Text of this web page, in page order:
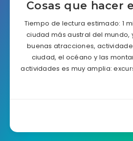
Cosas que hacer
Tiempo de lectura estimado: 1
ciudad más austral del mundo,
buenas atracciones,
ciudad, el océano y las
actividades es muy amplia: